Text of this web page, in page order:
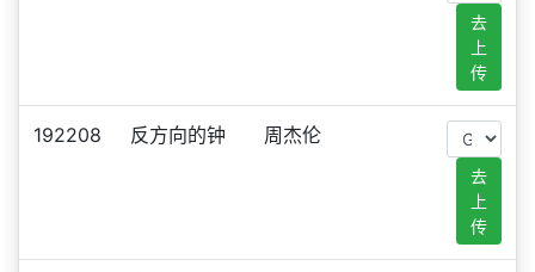
去
上
传
192208 反方向的钟 周杰伦
去
上
传